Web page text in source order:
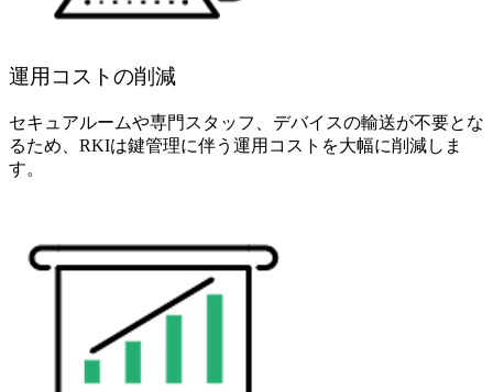
運用コストの削減
セキュアルームや専門スタッフ、デバイスの輸送が不要とな
るため、RKIは鍵管理に伴う運用コストを大幅に削減しま
す。